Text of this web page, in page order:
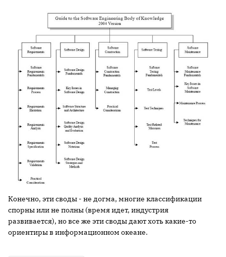
Конечно, эти своды - не догма, многие классификации
спорны или не полны (время идет, индустрия
развивается), но все же эти своды дают хоть какие-то
ориентиры в информационном океане.